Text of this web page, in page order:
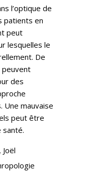
l’optique de
patients en
peut
lesquelles le
De
des
Une mauvaise
peut être
santé.
Joël